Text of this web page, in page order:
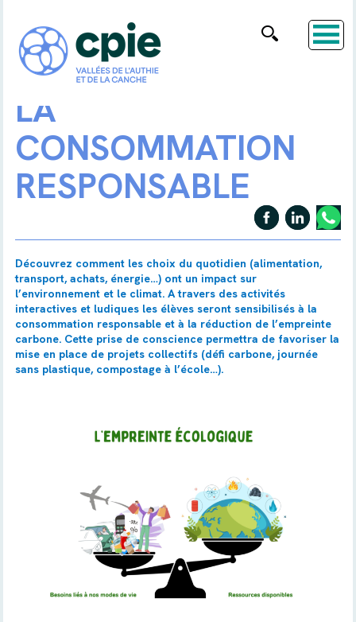
LA
CONSOMMATION
RESPONSABLE
Découvrez comment les choix du quotidien (alimentation,
transport, achats, énergie…) ont un impact sur
l’environnement et le climat. A travers des activités
interactives et ludiques les élèves seront sensibilisés à la
consommation responsable et à la réduction de l’empreinte
carbone. Cette prise de conscience permettra de favoriser la
mise en place de projets collectifs (défi carbone, journée
sans plastique, compostage à l’école…).